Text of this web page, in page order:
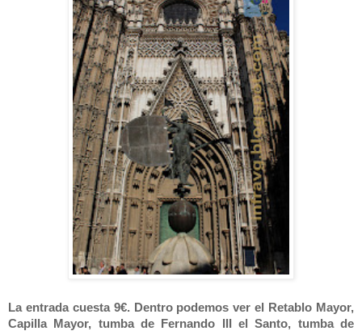
La entrada cuesta 9€. Dentro podemos ver el Retablo Mayor,
Capilla Mayor, tumba de Fernando III el Santo, tumba de